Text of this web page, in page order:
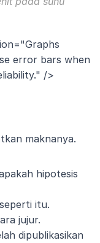
error bars when
/>
maknanya.
hipotesis
itu.
jujur.
dipublikasikan